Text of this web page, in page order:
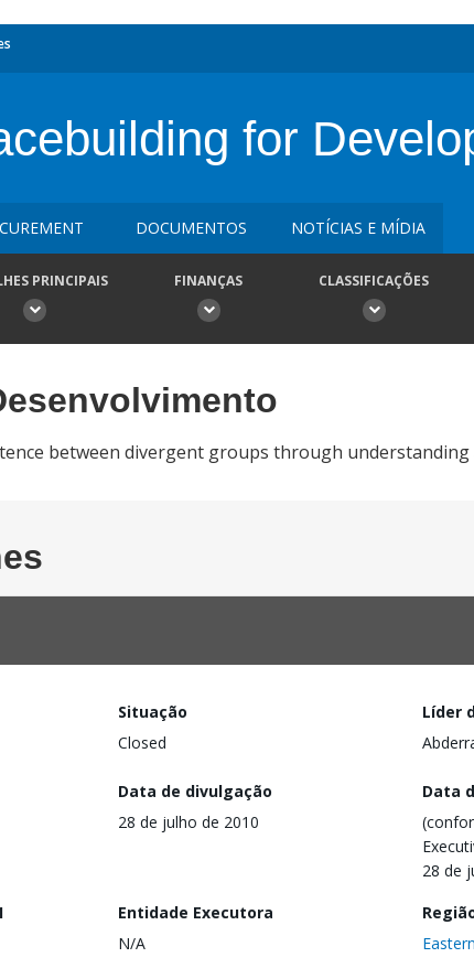
for
DOCUMENTOS NOTÍCIAS E MÍDIA
PRINCIPAIS FINANÇAS CLASSIFICAÇÕES
between divergent groups through
Situação
Closed
Líder
Data de divulgação
28 de julho de 2010
Data
28 de
Entidade Executora
N/A